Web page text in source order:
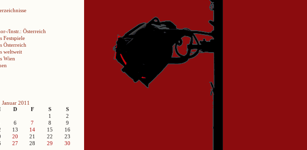
Instr.: Österreich
Festspiele
Österreich
weltweit
Wien
Januar 2011
D F S
S
1
2
6 7 8
9
13 14 15
16
20 21 22
23
27 28 29
30